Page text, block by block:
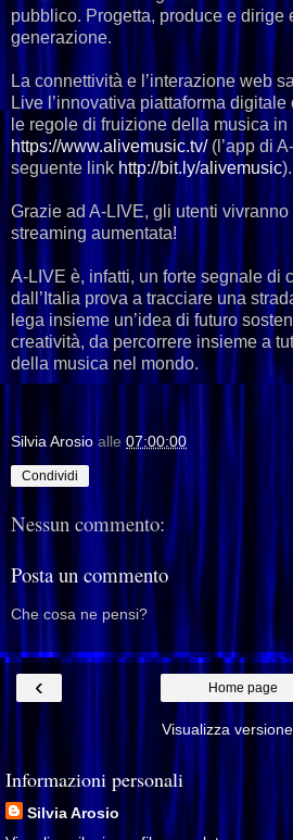
pubblico. Progetta, produce e dirige
generazione.
La connettività e l’interazione web
Live l’innovativa piattaforma
le regole di fruizione della musica in
https://www.alivemusic.tv/(l’app di
seguente link http://bit.ly/alivemusic).
Grazie ad A-LIVE, gli utenti vivranno
streaming aumentata!
A-LIVE è, infatti, un forte segnale di
dall’Italia prova a tracciare una
lega insieme un’idea di futuro
creatività, da percorrere insieme a
della musica nel mondo.
Silvia Arosio alle 07:00:00
Condividi
Nessun commento:
Posta un commento
Che cosa ne pensi?
‹ Home page
Visualizza
Informazioni personali
Silvia Arosio